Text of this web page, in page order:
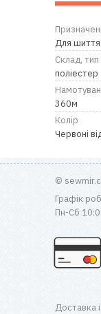
Для шиття
Склад,
поліестер
360м
Колір
Червоні
©
Графік
Пн-Сб
Доставка